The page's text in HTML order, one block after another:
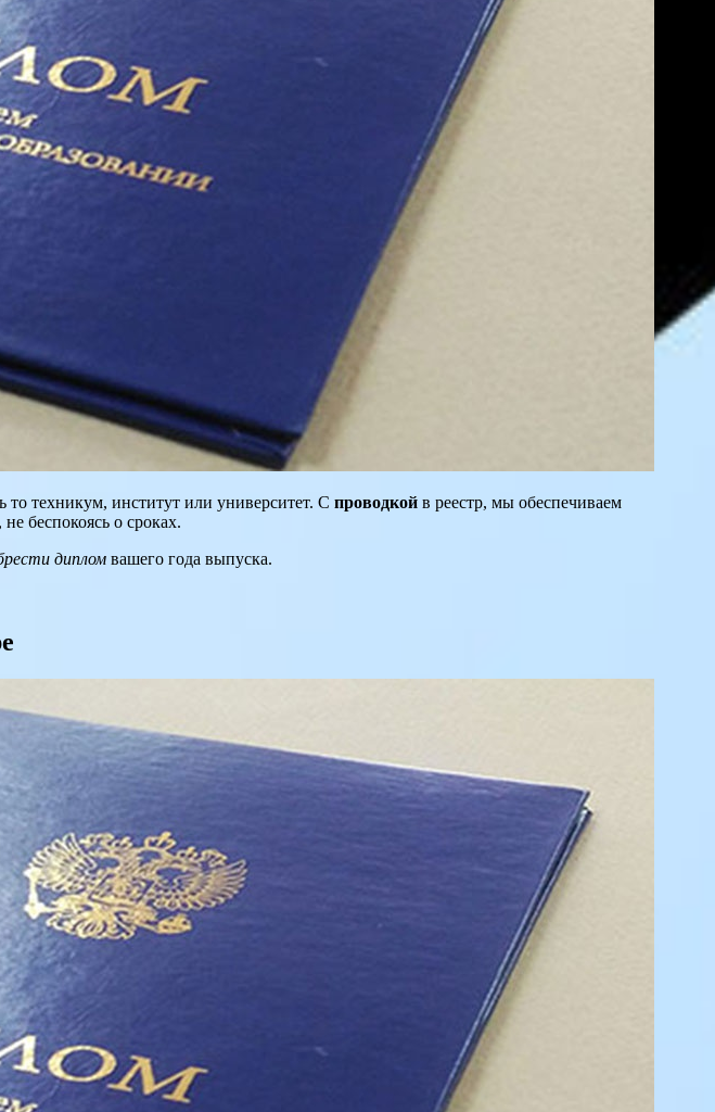
то техникум, институт или университет. С проводкой в реестр, мы обеспечиваем
беспокоясь о сроках.
диплом вашего года выпуска.